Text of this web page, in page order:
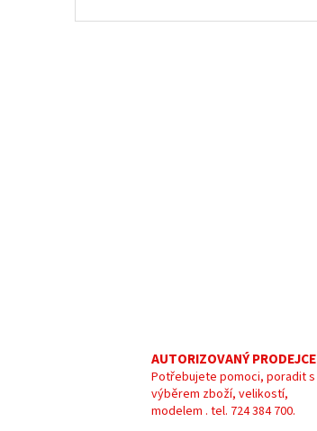
AUTORIZOVANÝ PRODEJCE
Potřebujete pomoci, poradit s
výběrem zboží, velikostí,
modelem . tel. 724 384 700.